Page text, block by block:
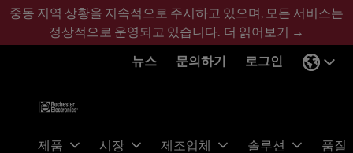
기
콘
바
글
중동 지역 상황을 지속적으로 주시하고 있으며, 모든 서비스는
정상적으로 운영되고 있습니다. 더 읽어보기 →
뉴스
문의하기 로그인
제품 시장 제조업체 솔루션
품질